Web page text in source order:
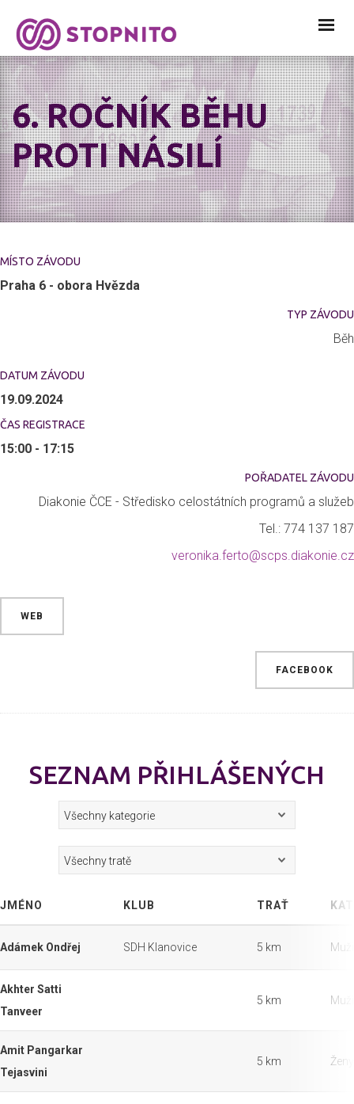
6. ROČNÍK BĚHU
PROTI NÁSILÍ
MÍSTO ZÁVODU
Praha 6 - obora Hvězda
TYP ZÁVODU
Běh
DATUM ZÁVODU
19.09.2024
ČAS REGISTRACE
15:00 - 17:15
POŘADATEL ZÁVODU
Diakonie ČCE - Středisko celostátních programů a služeb
Tel.: 774 137 187
veronika.ferto@scps.diakonie.cz
WEB
FACEBOOK
SEZNAM PŘIHLÁŠENÝCH
JMÉNO KLUB TRAŤ
Adámek Ondřej SDH Klanovice 5 km Muži
Akhter Satti
Tanveer
5 km Muži
Amit Pangarkar
Tejasvini
5 km Ženy